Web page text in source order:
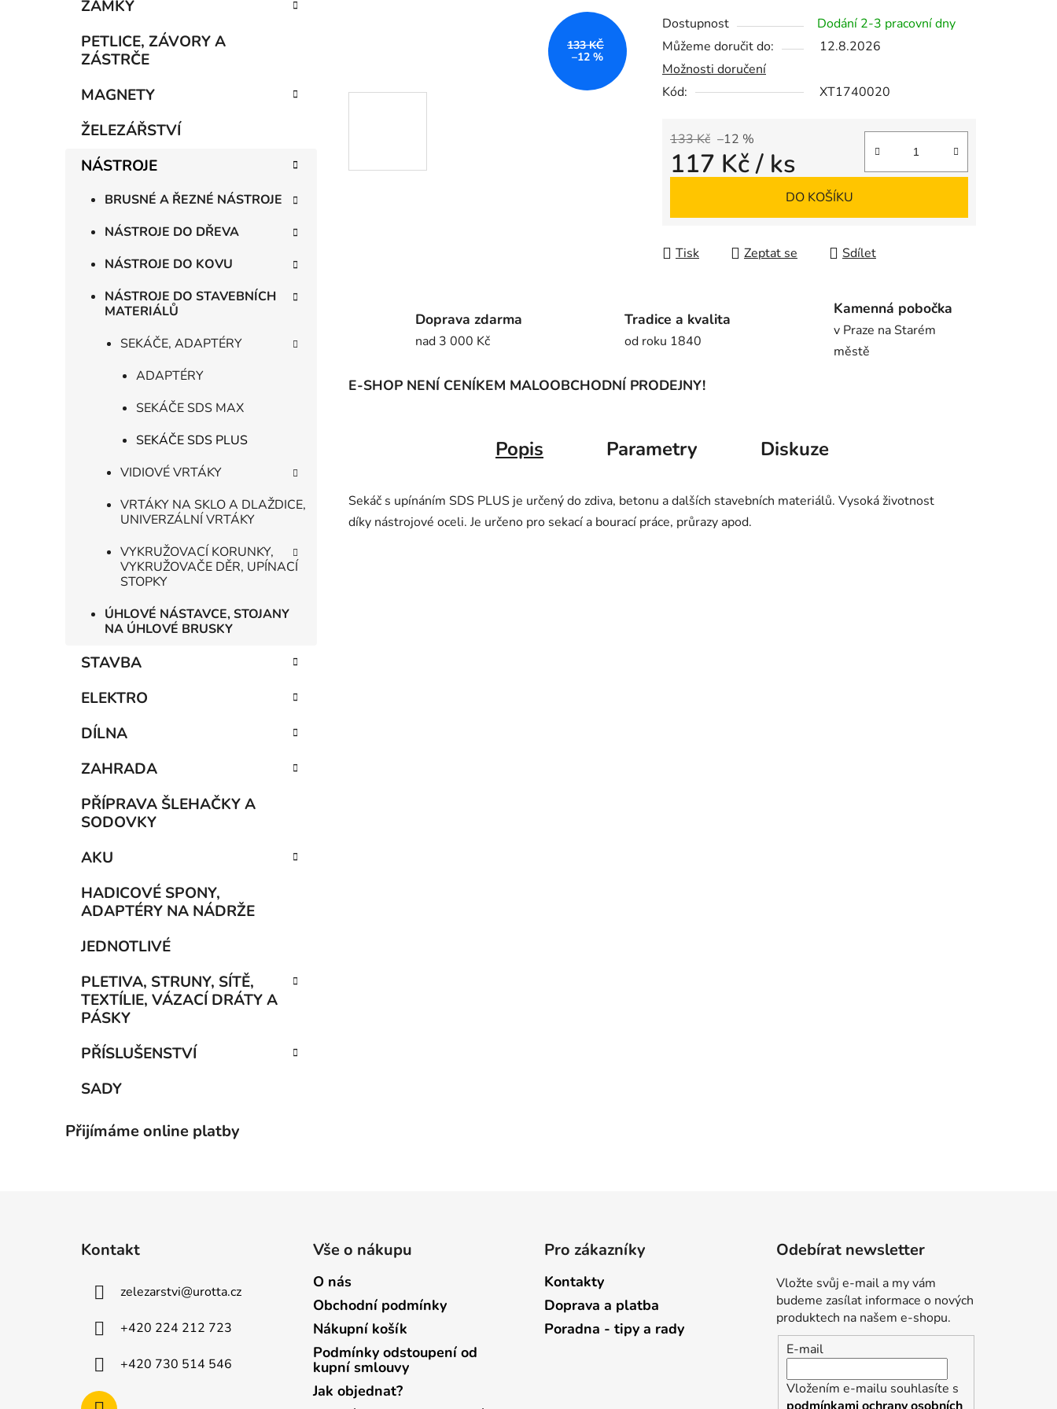
ZÁMKY
PETLICE, ZÁVORY A
ZÁSTRČE
MAGNETY
ŽELEZÁŘSTVÍ
NÁSTROJE
BRUSNÉ A ŘEZNÉ NÁSTROJE
NÁSTROJE DO DŘEVA
NÁSTROJE DO KOVU
NÁSTROJE DO STAVEBNÍCH
MATERIÁLŮ
SEKÁČE, ADAPTÉRY
ADAPTÉRY
SEKÁČE SDS MAX
SEKÁČE SDS PLUS
VIDIOVÉ VRTÁKY
VRTÁKY NA SKLO A DLAŽDICE,
UNIVERZÁLNÍ VRTÁKY
VYKRUŽOVACÍ KORUNKY,
VYKRUŽOVAČE DĚR, UPÍNACÍ
STOPKY
ÚHLOVÉ NÁSTAVCE, STOJANY
NA ÚHLOVÉ BRUSKY
STAVBA
ELEKTRO
DÍLNA
ZAHRADA
PŘÍPRAVA ŠLEHAČKY A
SODOVKY
AKU
HADICOVÉ SPONY,
ADAPTÉRY NA NÁDRŽE
JEDNOTLIVÉ
PLETIVA, STRUNY, SÍTĚ,
TEXTÍLIE, VÁZACÍ DRÁTY A
PÁSKY
PŘÍSLUŠENSTVÍ
SADY
Přijímáme online platby
je
0,0
z
5
Dostupnost
Dodání 2-3 pracovní dny
Můžeme doručit do:
12.8.2026
Možnosti doručení
Kód:
XT1740020
133 Kč –12 %
117 Kč/ ks
DO KOŠÍKU
Tisk Zeptat se Sdílet
133 KČ
–12 %
Doprava zdarma
nad 3 000 Kč
Tradice a kvalita
od roku 1840
Kamenná pobočka
v Praze na Starém
městě
E-SHOP NENÍ CENÍKEM MALOOBCHODNÍ PRODEJNY!
Popis Parametry Diskuze
Sekáč s upínáním SDS PLUS je určený do zdiva, betonu a dalších stavebních materiálů. Vysoká životnost
díky nástrojové oceli. Je určeno pro sekací a bourací práce, průrazy apod.
Kontakt
zelezarstvi@urotta.cz
+420 224 212 723
+420 730 514 546
Vše o nákupu
O nás
Obchodní podmínky
Nákupní košík
Podmínky odstoupení od
kupní smlouvy
Jak objednat?
Pro zákazníky
Kontakty
Doprava a platba
Poradna - tipy a rady
Odebírat newsletter
Vložte svůj e-mail a my vám
budeme zasílat informace o nových
produktech na našem e-shopu.
E-mail
Vložením e-mailu souhlasíte s